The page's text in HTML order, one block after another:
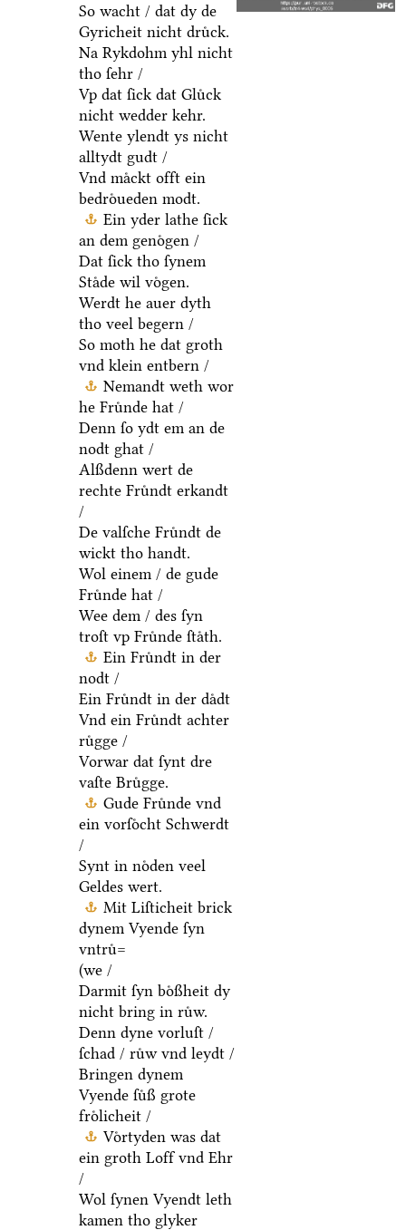
So wacht / dat dy de
Gyricheit nicht druͤck.
Na Rykdohm yhl nicht
tho ſehr /
Vp dat ſick dat Gluͤck
nicht wedder kehr.
Wente ylendt ys nicht
alltydt gudt /
Vnd maͤckt offt ein
bedroͤueden modt.
Ein yder lathe ſick
an dem genoͤgen /
Dat ſick tho ſynem
Staͤde wil voͤgen.
Werdt he auer dyth
tho veel begern /
So moth he dat groth
vnd klein entbern /
Nemandt weth wor
he Fruͤnde hat /
Denn ſo ydt em an de
nodt ghat /
Alßdenn wert de
rechte Fruͤndt erkandt
/
De valſche Fruͤndt de
wickt tho handt.
Wol einem / de gude
Fruͤnde hat /
Wee dem / des ſyn
troſt vp Fruͤnde ſtaͤth.
Ein Fruͤndt in der
nodt /
Ein Fruͤndt in der daͤdt
Vnd ein Fruͤndt achter
ruͤgge /
Vorwar dat ſynt dre
vaſte Bruͤgge.
Gude Fruͤnde vnd
ein vorſoͤcht Schwerdt
/
Synt in noͤden veel
Geldes wert.
Mit Liſticheit brick
dynem Vyende ſyn
vntruͤ=
(we /
Darmit ſyn boͤßheit dy
nicht bring in ruͤw.
Denn dyne vorluſt /
ſchad / ruͤw vnd leydt /
Bringen dynem
Vyende ſuͤß grote
froͤlicheit /
Voͤrtyden was dat
ein groth Loff vnd Ehr
/
Wol ſynen Vyendt leth
kamen tho glyker